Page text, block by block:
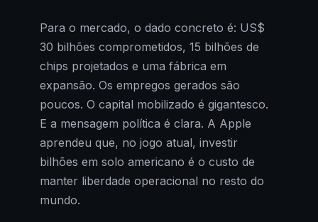
Para o mercado, o dado concreto é: US$
30 bilhões comprometidos, 15 bilhões de
chips projetados e uma fábrica em
expansão. Os empregos gerados são
poucos. O capital mobilizado é gigantesco.
E a mensagem política é clara. A Apple
aprendeu que, no jogo atual, investir
bilhões em solo americano é o custo de
manter liberdade operacional no resto do
mundo.